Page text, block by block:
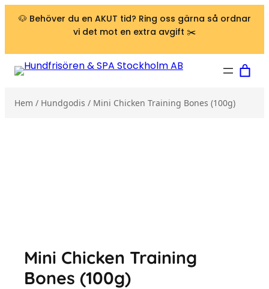
Hoppa till innehåll
🐶 Behöver du en AKUT tid? Ring oss gärna så ordnar
vi det mot en extra avgift ✂️
Hem / Hundgodis / Mini Chicken Training Bones (100g)
Mini Chicken Training
Bones (100g)